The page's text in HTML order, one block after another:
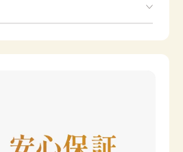
Zori sandals